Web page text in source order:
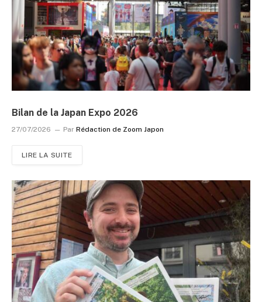
Bilan de la Japan Expo 2026
27/07/2026 Par Rédaction de Zoom Japon
LIRE LA SUITE